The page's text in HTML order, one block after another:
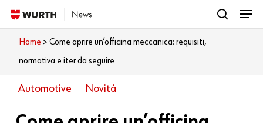
Skip
to
main
content
Cosa vuoi leggere?
search
Menu
Home > Come aprire un’officina meccanica: requisiti,
normativa e iter da seguire
Automotive Novità